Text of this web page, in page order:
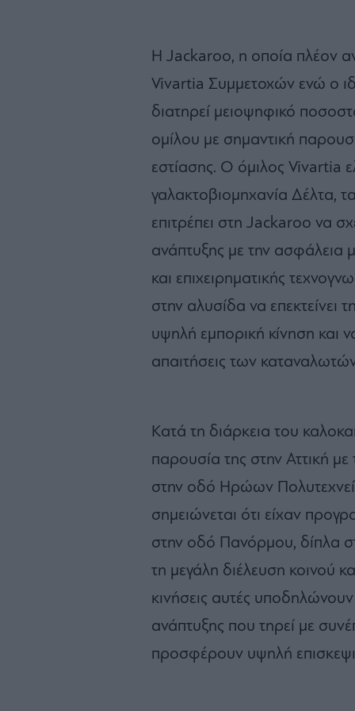
Η Jackaroo, η οποία πλέον
Vivartia Συμμετοχών ενώ ο
διατηρεί μειοψηφικό
ομίλου με σημαντική
εστίασης. Ο όμιλος Vivartia
γαλακτοβιομηχανία Δέλτα,
επιτρέπει στη Jackaroo να
ανάπτυξης με την ασφάλεια
και επιχειρηματικής
στην αλυσίδα να επεκτείνει
υψηλή εμπορική κίνηση και
απαιτήσεις των
Κατά τη διάρκεια του
παρουσία της στην Αττική
στην οδό Ηρώων
σημειώνεται ότι είχαν
στην οδό Πανόρμου, δίπλα
τη μεγάλη διέλευση κοινού
κινήσεις αυτές
ανάπτυξης που τηρεί με
προσφέρουν υψηλή